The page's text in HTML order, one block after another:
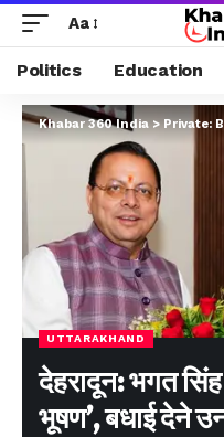
Aa
Politics Education
Khabar 360 India>Private:
UTTARAKHAND
देहरादून: भगत सिंह
भूषण’, बधाई देने